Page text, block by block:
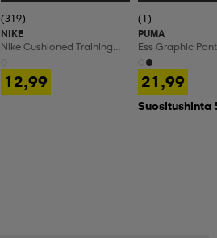
(319)
NIKE
Nike Cushioned Training
12,99
(1)
PUMA
Ess Graphic
21,99
Suositushinta